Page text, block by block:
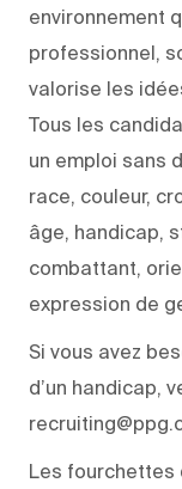
environnement
professionnel,
valorise les
Tous les
un emploi sans
race, couleur,
âge, handicap,
combattant,
expression de
Si vous avez
d’un handicap,
Les fourchettes